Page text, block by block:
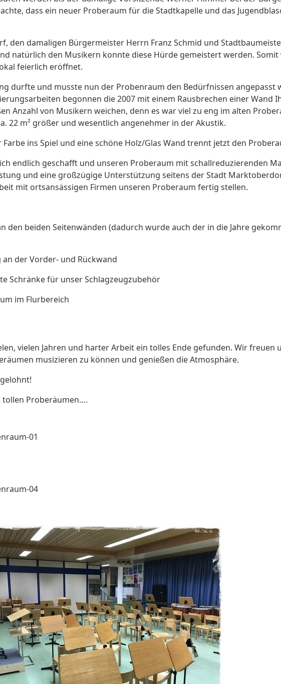
dass ein neuer Proberaum für die Stadtkapelle und das
den damaligen Bürgermeister Herrn Franz Schmid und
natürlich den Musikern konnte diese Hürde gemeistert werden. Somit
feierlich eröffnet.
durfte und musste nun der Probenraum den Bedürfnissen angepasst
begonnen die 2007 mit einem Rausbrechen einer Wand
Anzahl von Musikern weichen, denn es war viel zu eng im alten
22 m² größer und wesentlich angenehmer in der Akustik.
ins Spiel und eine schöne Holz/Glas Wand trennt jetzt den
endlich geschafft und unseren Proberaum mit schallreduzierenden
und eine großzügige Unterstützung seitens der Stadt
mit ortsansässigen Firmen unseren Proberaum fertig stellen.
den beiden Seitenwänden (dadurch wurde auch der in die Jahre
der Vorder- und Rückwand
Schränke für unser Schlagzeugzubehör
im Flurbereich
vielen Jahren und harter Arbeit ein tolles Ende gefunden. Wir freuen
musizieren zu können und genießen die Atmosphäre.
tollen Proberäumen….